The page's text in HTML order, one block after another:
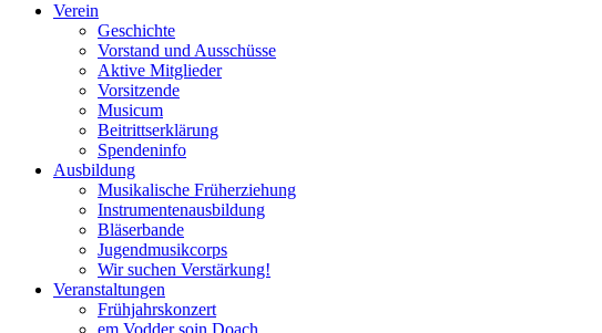
Verein
Geschichte
Vorstand und Ausschüsse
Aktive Mitglieder
Vorsitzende
Musicum
Beitrittserklärung
Spendeninfo
Ausbildung
Musikalische Früherziehung
Instrumentenausbildung
Bläserbande
Jugendmusikcorps
Wir suchen Verstärkung!
Veranstaltungen
Frühjahrskonzert